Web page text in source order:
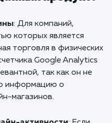
интернет-магазинов
Analytics имеет
позволяет
эффективность
и анализировать
процесса